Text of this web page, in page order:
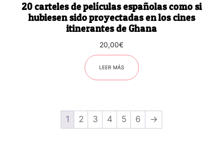
20 carteles de películas españolas como si
hubiesen sido proyectadas en los cines
itinerantes de Ghana
20,00€
LEER MÁS
1 2 3 4 5 6 →